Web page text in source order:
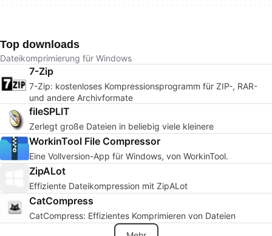
Top downloads
Dateikomprimierung für Windows
7-Zip
7-Zip: kostenloses Kompressionsprogramm für ZIP-, RAR-
und andere Archivformate
fileSPLIT
Zerlegt große Dateien in beliebig viele kleinere
WorkinTool File Compressor
Eine Vollversion-App für Windows, von WorkinTool.
ZipALot
Effiziente Dateikompression mit ZipALot
CatCompress
CatCompress: Effizientes Komprimieren von Dateien